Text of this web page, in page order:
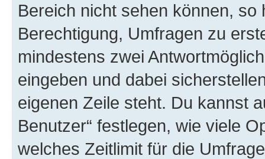
Bereich nicht sehen können,
Berechtigung, Umfragen zu
mindestens zwei
eingeben und dabei
eigenen Zeile steht. Du kannst
Benutzer“ festlegen, wie viele
welches Zeitlimit für die